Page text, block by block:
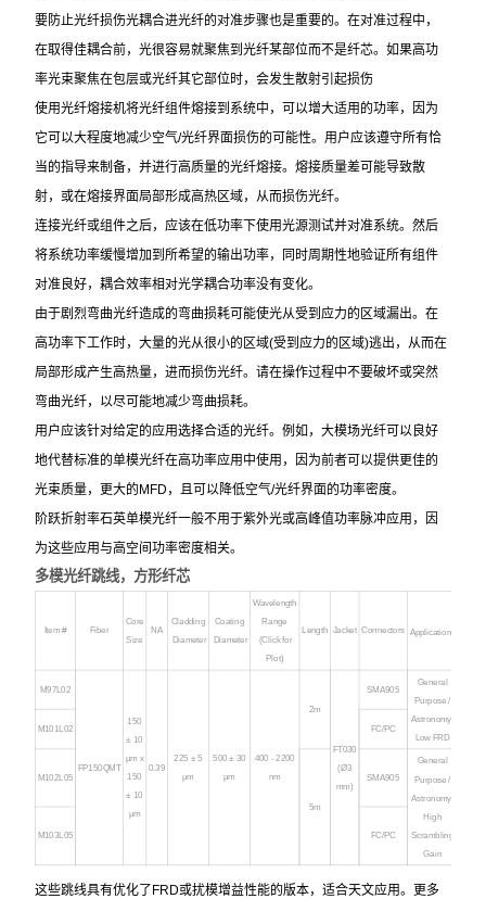
要防止光纤损伤光耦合进光纤的对准步骤也是重要的。在对准过程中，
在取得佳耦合前，光很容易就聚焦到光纤某部位而不是纤芯。如果高功
率光束聚焦在包层或光纤其它部位时，会发生散射引起损伤
使用光纤熔接机将光纤组件熔接到系统中，可以增大适用的功率，因为
它可以大程度地减少空气/光纤界面损伤的可能性。用户应该遵守所有恰
当的指导来制备，并进行高质量的光纤熔接。熔接质量差可能导致散
射，或在熔接界面局部形成高热区域，从而损伤光纤。
连接光纤或组件之后，应该在低功率下使用光源测试并对准系统。然后
将系统功率缓慢增加到所希望的输出功率，同时周期性地验证所有组件
对准良好，耦合效率相对光学耦合功率没有变化。
由于剧烈弯曲光纤造成的弯曲损耗可能使光从受到应力的区域漏出。在
高功率下工作时，大量的光从很小的区域(受到应力的区域)逃出，从而在
局部形成产生高热量，进而损伤光纤。请在操作过程中不要破坏或突然
弯曲光纤，以尽可能地减少弯曲损耗。
用户应该针对给定的应用选择合适的光纤。例如，大模场光纤可以良好
地代替标准的单模光纤在高功率应用中使用，因为前者可以提供更佳的
光束质量，更大的MFD，且可以降低空气/光纤界面的功率密度。
阶跃折射率石英单模光纤一般不用于紫外光或高峰值功率脉冲应用，因
为这些应用与高空间功率密度相关。
多模光纤跳线，方形纤芯
Item # Fiber
Core
Size
NA
Cladding
Diameter
Coating
Diameter
Wavelength
Range
(Click for
Plot)
Length Jacket Connectors Application
M97L02
FP150QMT
150
± 10
µm x
150
± 10
µm
0.39
225± 5
µm
500± 30
µm
400 - 2200
nm
2m
FT030
(Ø3
mm)
SMA905
General
Purpose /
Astronomy:
Low FRD
M101L02 FC/PC
M102L05
5m
SMA905
General
Purpose /
Astronomy:
High
Scrambling
Gain
M103L05 FC/PC
这些跳线具有优化了FRD或扰模增益性能的版本，适合天文应用。更多